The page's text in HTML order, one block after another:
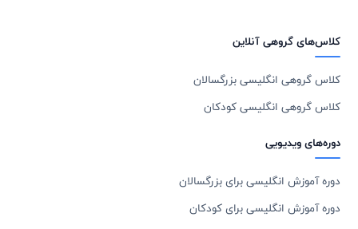
کلاس‌های گروهی آنلاین
کلاس گروهی انگلیسی بزرگسالان
کلاس گروهی انگلیسی کودکان
دوره‌های ویدیویی
دوره آموزش انگلیسی برای بزرگسالان
دوره آموزش انگلیسی برای کودکان